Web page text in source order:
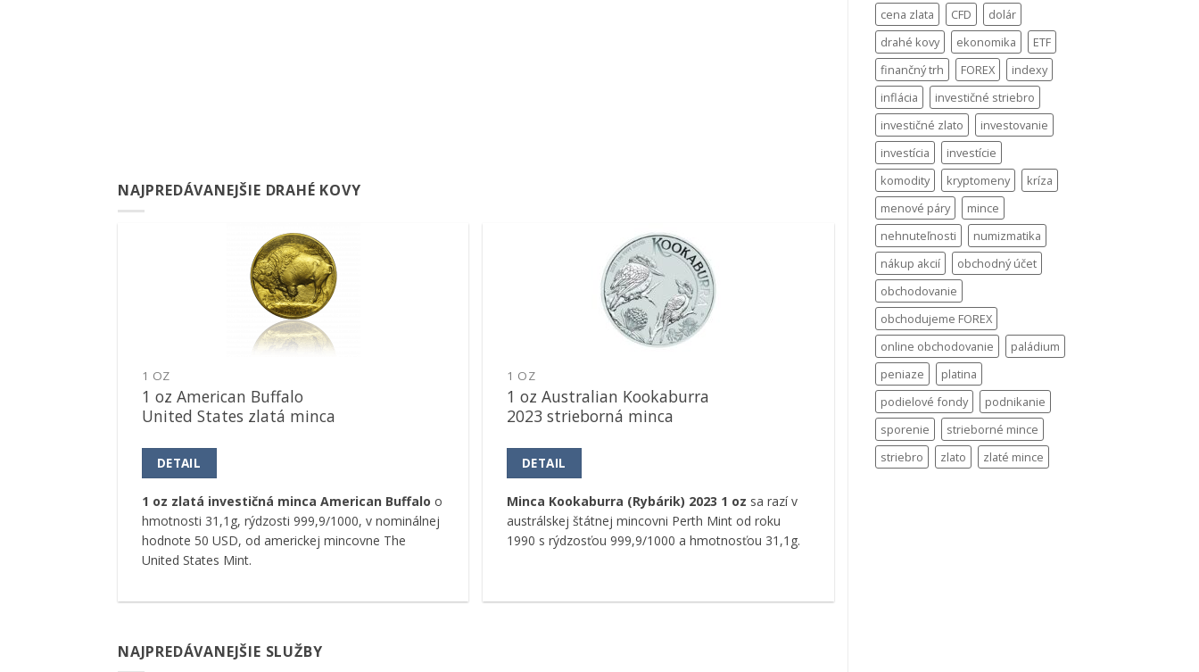
NAJPREDÁVANEJŠIE DRAHÉ KOVY
Pridať k
obľúbeným
1 OZ
1 oz American Buffalo
United States zlatá minca
DETAIL
1 oz zlatá investičná minca American Buffalo o
hmotnosti 31,1g, rýdzosti 999,9/1000, v nominálnej
hodnote 50 USD, od americkej mincovne The
United States Mint.
Pridať k
obľúbeným
1 OZ
1 oz Australian Kookaburra
2023 strieborná minca
DETAIL
Minca Kookaburra (Rybárik) 2023 1 oz sa razí v
austrálskej štátnej mincovni Perth Mint od roku
1990 s rýdzosťou 999,9/1000 a hmotnosťou 31,1g.
NAJPREDÁVANEJŠIE SLUŽBY
cena zlata
CFD
dolár
drahé kovy
ekonomika
ETF
finančný trh
FOREX
indexy
inflácia
investičné striebro
investičné zlato
investovanie
investícia
investície
komodity
kryptomeny
kríza
menové páry
mince
nehnuteľnosti
numizmatika
nákup akcií
obchodný účet
obchodovanie
obchodujeme FOREX
online obchodovanie
paládium
peniaze
platina
podielové fondy
podnikanie
sporenie
strieborné mince
striebro
zlato zlaté mince